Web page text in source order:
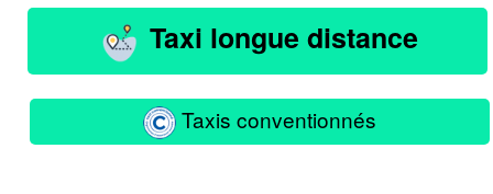
Taxi longue distance
Taxis conventionnés